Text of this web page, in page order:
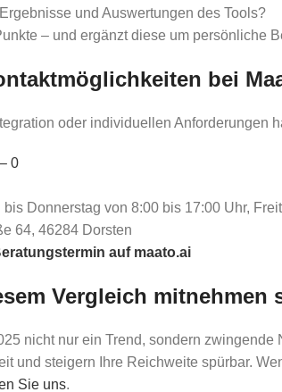
und Auswertungen des Tools?
– und ergänzt diese um persönliche
bei
oder individuellen Anforderungen
0
bis Donnerstag von 8:00 bis 17:00 Uhr,
64, 46284 Dorsten
auf maato.ai
Vergleich mitnehmen
nicht nur ein Trend, sondern
und steigern Ihre Reichweite spürbar.
Sie uns.